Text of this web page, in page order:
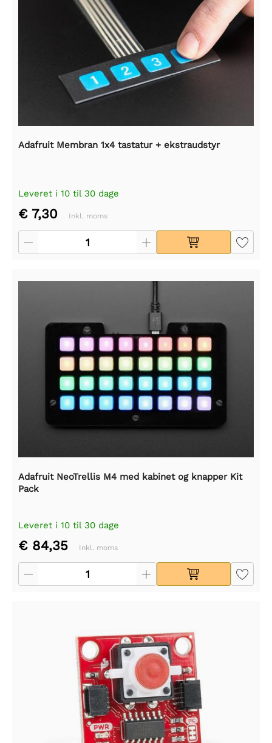
Adafruit Membran 1x4 tastatur + ekstraudstyr
Leveret i 10 til 30 dage
€ 7,30 Inkl. moms
Adafruit NeoTrellis M4 med kabinet og knapper Kit
Pack
Leveret i 10 til 30 dage
€ 84,35 Inkl. moms